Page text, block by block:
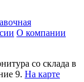
О компании
со склада в
9. На карте